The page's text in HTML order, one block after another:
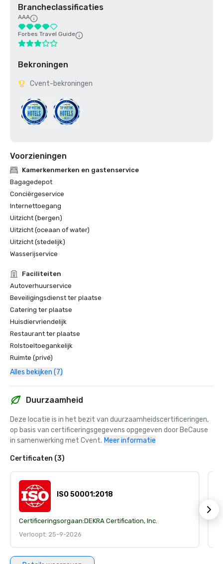
Brancheclassificaties
AAA
Forbes Travel Guide
Bekroningen
Cvent-bekroningen
Voorzieningen
Kamerkenmerken en gastenservice
Bagagedepot
Conciërgeservice
Internettoegang
Uitzicht (bergen)
Uitzicht (oceaan of water)
Uitzicht (stedelijk)
Wasserijservice
Faciliteiten
Autoverhuurservice
Beveiligingsdienst ter plaatse
Catering ter plaatse
Huisdiervriendelijk
Restaurant ter plaatse
Rolstoeltoegankelijk
Ruimte (privé)
Alles bekijken (7)
Duurzaamheid
Deze locatie is in het bezit van duurzaamheidscertificeringen,
op basis van certificeringsgegevens opgegeven door BeCause
in samenwerking met Cvent. Meer informatie
Certificaten (3)
ISO 50001:2018
Certificeringsorgaan:DEKRA Certification, Inc.
Verloopt: 25-9-2026